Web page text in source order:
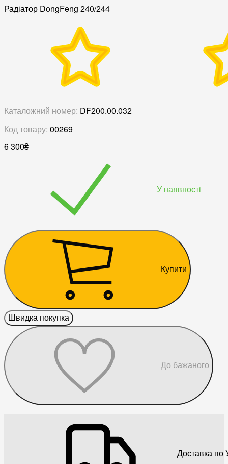
Радіатор DongFeng 240/244
Каталожний номер: DF200.00.032
Код товару: 00269
6 300₴
У наявностi
Купити
Швидка покупка
До бажаного
Доставка по